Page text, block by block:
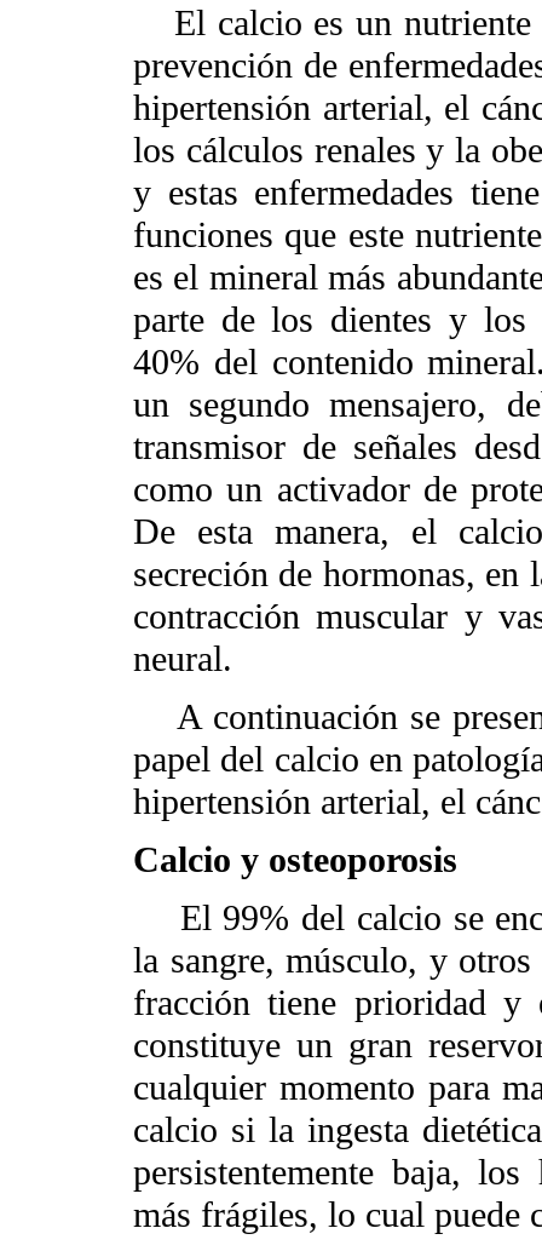
El calcio es un
prevención de
hipertensión arterial, el
los cálculos renales y la
y estas enfermedades
funciones que este
es el mineral más
parte de los dientes y los
40% del contenido
un segundo mensajero,
transmisor de señales
como un activador de
De esta manera, el
secreción de hormonas,
contracción muscular y
neural.
A continuación se
papel del calcio en
hipertensión arterial, el
Calcio y osteoporosis
El 99% del calcio se
la sangre, músculo, y
fracción tiene prioridad y
constituye un gran
cualquier momento para
calcio si la ingesta
persistentemente baja,
más frágiles, lo cual puede